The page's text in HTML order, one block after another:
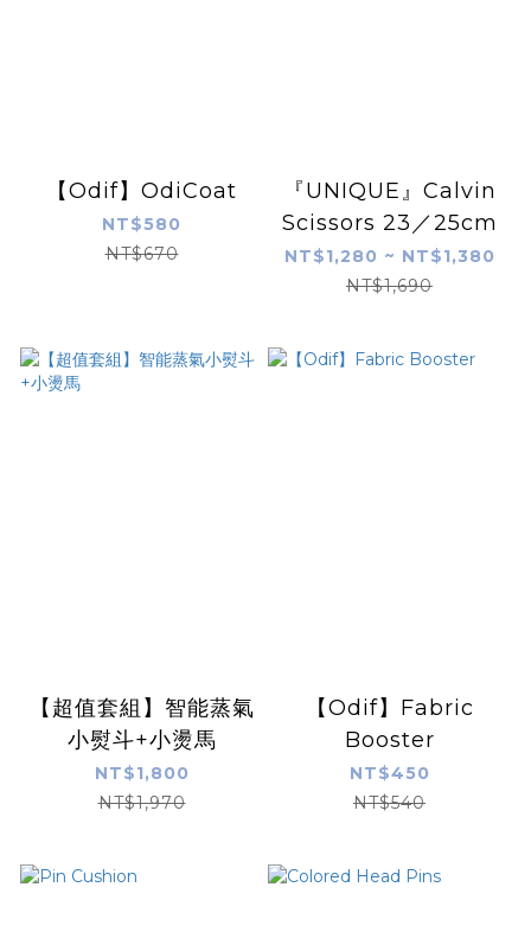
【Odif】OdiCoat
NT$580
NT$670
『UNIQUE』Calvin
Scissors 23／25cm
NT$1,280 ~ NT$1,380
NT$1,690
【超值套組】智能蒸氣
小熨斗+小燙馬
NT$1,800
NT$1,970
【Odif】Fabric
Booster
NT$450
NT$540